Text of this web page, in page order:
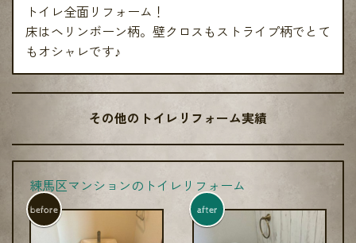
トイレ全面リフォーム！
床はヘリンボーン柄。壁クロスもストライプ柄でとて
もオシャレです♪
その他のトイレリフォーム実績
練馬区マンションのトイレリフォーム
before after